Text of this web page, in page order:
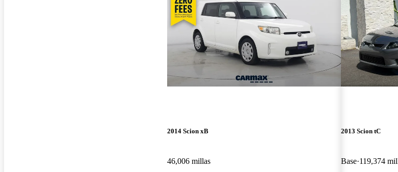
2014 Scion xB
46,006 millas
2013 Scion tC
Base 119,374